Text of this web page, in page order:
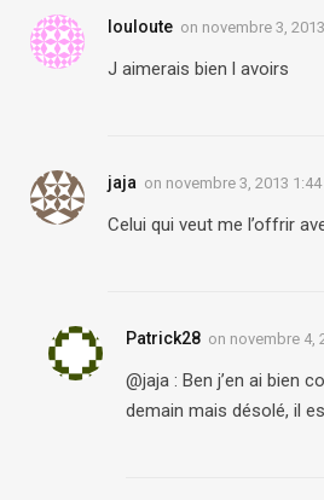
louloute on novembre 3,
J aimerais bien l avoirs
jaja on novembre 3, 2013
Celui qui veut me l’offrir
Patrick28 on novembre 4,
@jaja : Ben j’en ai bien
demain mais désolé, il